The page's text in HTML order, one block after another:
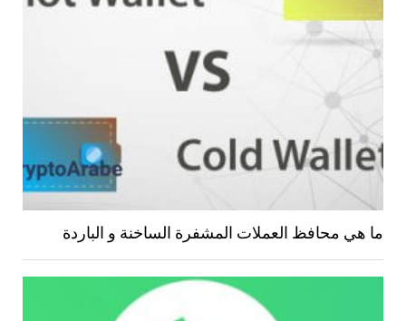
ما هي محافظ العملات المشفرة الساخنة و الباردة